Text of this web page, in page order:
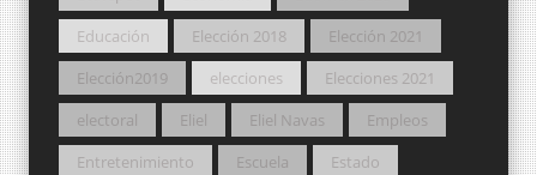
Educación
Elección 2018
Elección 2021
Elección2019
elecciones
Elecciones 2021
electoral
Eliel Eliel Navas
Empleos
Entretenimiento
Escuela
Estado